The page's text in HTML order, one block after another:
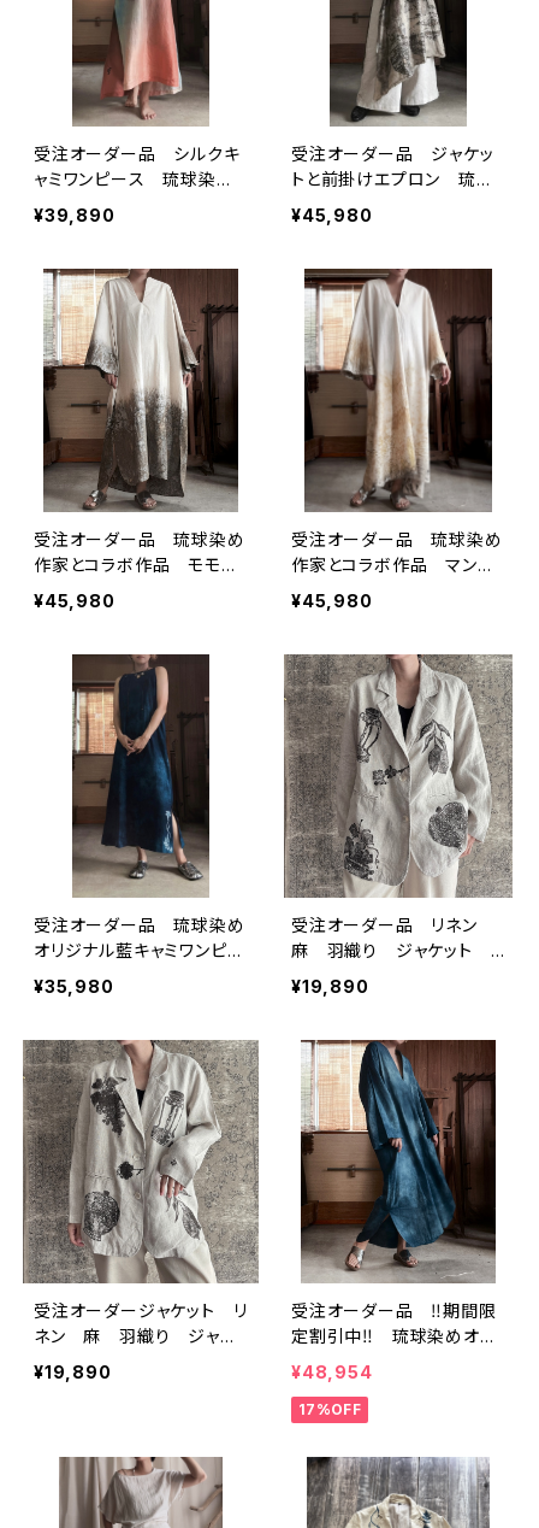
受注オーダー品 シルクキ
ャミワンピース 琉球染め
作家 茜と藍とブロックプ
リント
¥39,890
受注オーダー品 ジャケッ
トと前掛けエプロン 琉球
染め作家とコラボ作品 モ
モタマナ草木染め
¥45,980
受注オーダー品 琉球染め
作家とコラボ作品 モモタ
マナ草木染め
¥45,980
受注オーダー品 琉球染め
作家とコラボ作品 マンゴ
ー草木染め
¥45,980
受注オーダー品 琉球染め
オリジナル藍キャミワンピー
ス
¥35,980
受注オーダー品 リネン
麻 羽織り ジャケット
シャツ ブロックプリント
¥19,890
受注オーダージャケット リ
ネン 麻 羽織り ジャケ
ット シャツ ブロックプリ
¥19,890
受注オーダー品 ‼️期間限
定割引中‼️ 琉球染めオリ
ジナル藍カフタンワンピース
¥48,954
17%OFF